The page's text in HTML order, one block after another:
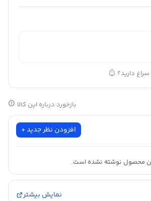
دارید؟
بازخورد درباره این کالا
افزودن نظر جدید +
محصول نوشته نشده است.
نمایش بیشتر